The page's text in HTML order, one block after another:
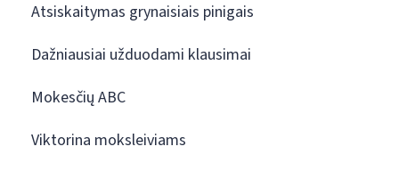
Atsiskaitymas grynaisiais pinigais
Dažniausiai užduodami klausimai
Mokesčių ABC
Viktorina moksleiviams